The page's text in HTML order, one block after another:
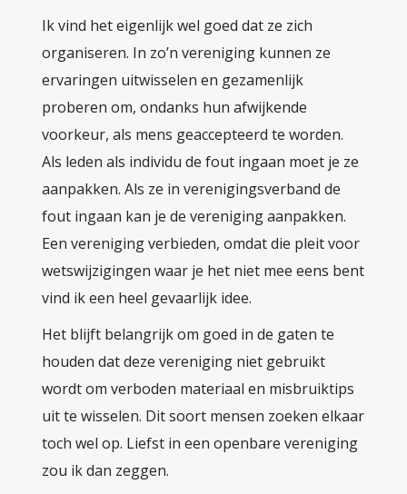
Ik vind het eigenlijk wel goed dat ze zich
organiseren. In zo’n vereniging kunnen ze
ervaringen uitwisselen en gezamenlijk
proberen om, ondanks hun afwijkende
voorkeur, als mens geaccepteerd te worden.
Als leden als individu de fout ingaan moet je ze
aanpakken. Als ze in verenigingsverband de
fout ingaan kan je de vereniging aanpakken.
Een vereniging verbieden, omdat die pleit voor
wetswijzigingen waar je het niet mee eens bent
vind ik een heel gevaarlijk idee.
Het blijft belangrijk om goed in de gaten te
houden dat deze vereniging niet gebruikt
wordt om verboden materiaal en misbruiktips
uit te wisselen. Dit soort mensen zoeken elkaar
toch wel op. Liefst in een openbare vereniging
zou ik dan zeggen.